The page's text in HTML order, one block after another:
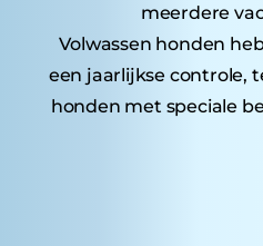
meerdere
Volwassen honden
een jaarlijkse controle,
honden met speciale